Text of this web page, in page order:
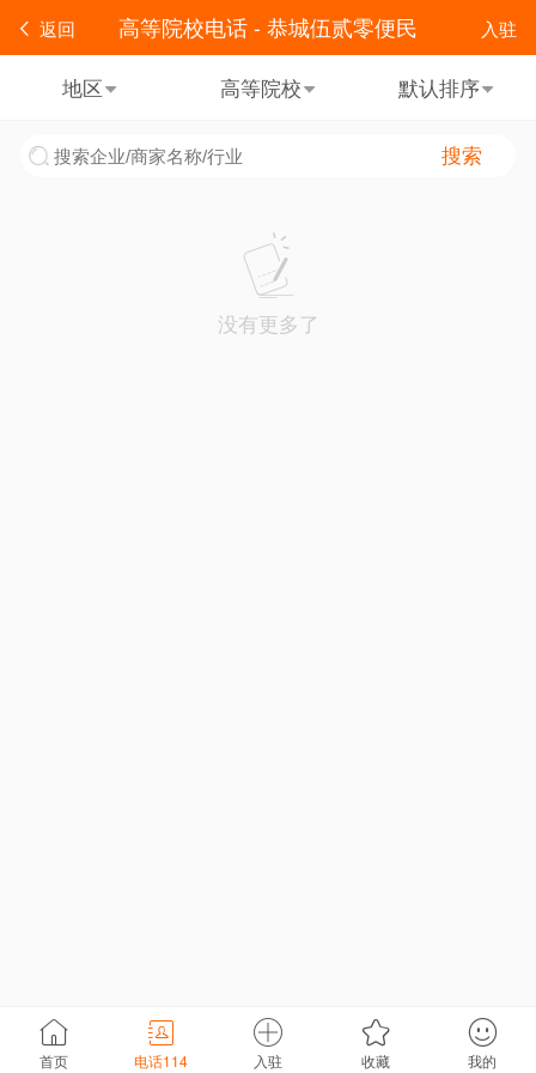
返回 入驻
高等院校电话 - 恭城伍贰零便民
地区 高等院校 默认排序
搜索
没有更多了
首页 电话114 入驻 收藏 我的